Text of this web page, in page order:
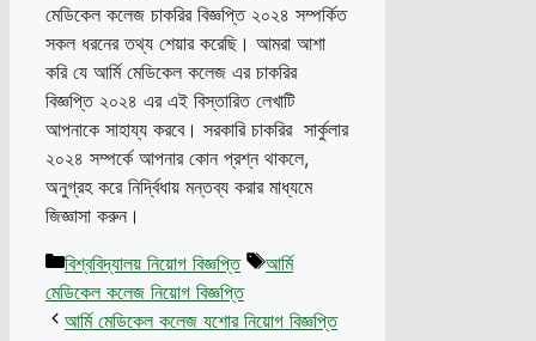
মেডিকেল কলেজ চাকরির বিজ্ঞপ্তি ২০২৪ সম্পর্কিত
সকল ধরনের তথ্য শেয়ার করেছি। আমরা আশা
করি যে আর্মি মেডিকেল কলেজ এর চাকরির
বিজ্ঞপ্তি ২০২৪ এর এই বিস্তারিত লেখাটি
আপনাকে সাহায্য করবে। সরকারি চাকরির সার্কুলার
২০২৪ সম্পর্কে আপনার কোন প্রশ্ন থাকলে,
অনুগ্রহ করে নির্দ্বিধায় মন্তব্য করার মাধ্যমে
জিজ্ঞাসা করুন।
Categories
বিশ্ববিদ্যালয় নিয়োগ বিজ্ঞপ্তি Tags
আর্মি
মেডিকেল কলেজ নিয়োগ বিজ্ঞপ্তি
আর্মি মেডিকেল কলেজ যশোর নিয়োগ বিজ্ঞপ্তি